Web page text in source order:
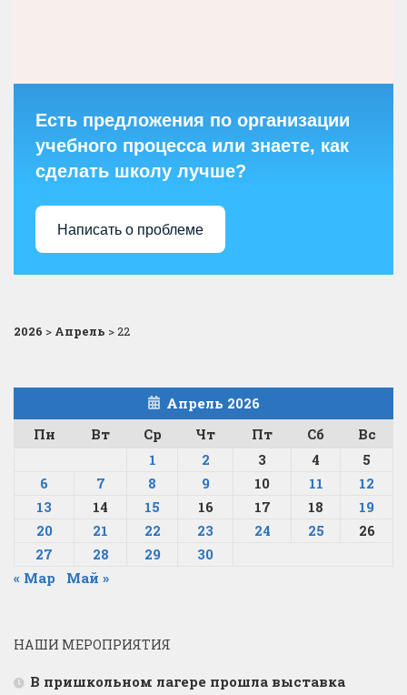
Есть предложения по организации
учебного процесса или знаете, как
сделать школу лучше?
Написать о проблеме
2026 > Апрель >22
Апрель 2026
Пн
Вт Ср Чт Пт Сб
Вс
1
2 3 4
5
6
7 8 9 10 11
12
13
14 15 16 17 18
19
20
21 22 23 24 25
26
27
28 29
30
« Мар
Май »
НАШИ МЕРОПРИЯТИЯ
В пришкольном лагере прошла выставка